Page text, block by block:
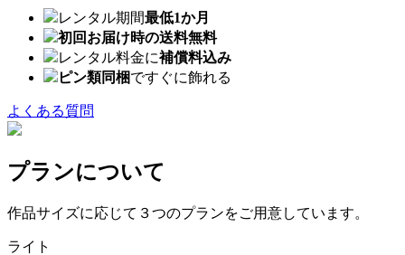
レンタル期間最低1か月
初回お届け時の送料無料
レンタル料金に補償料込み
ピン類同梱ですぐに飾れる
よくある質問
プランについて
作品サイズに応じて３つのプランをご用意しています。
ライト